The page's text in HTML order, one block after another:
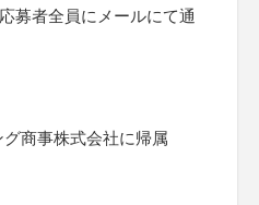
募者全員にメールにて通
商事株式会社に帰属